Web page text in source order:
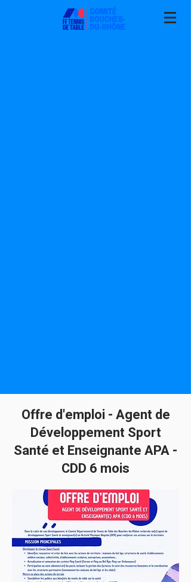
Offre d'emploi - Agent de
Développement Sport
Santé et Enseignante APA -
CDD 6 mois